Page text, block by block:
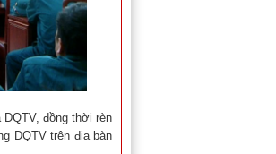
đồng thời rèn
DQTV trên địa bàn